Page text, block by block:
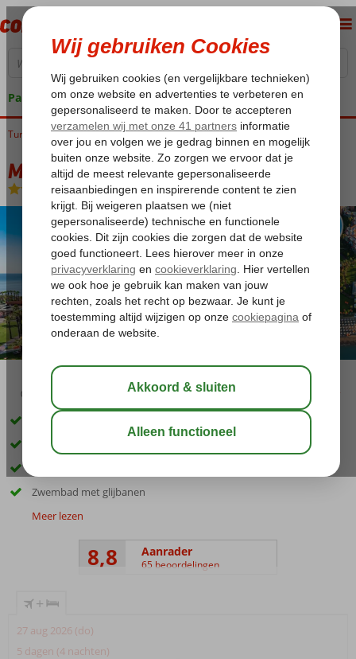
Pakketgarantie
Home
Turkije Turkse Riviera Belek Megasaray Club Belek
Megasaray Club Belek
Ultra All Inclusive-Hotel
03:45 aug 33°C
Direct aan het zandstrand
Ruime opzet met een verzorgde, relaxte sfeer
Zwembad met glijbanen
Meer lezen
8,8 Aanrader
65 beoordelingen
+
27 aug 2026 (do)
5 dagen (4 nachten)